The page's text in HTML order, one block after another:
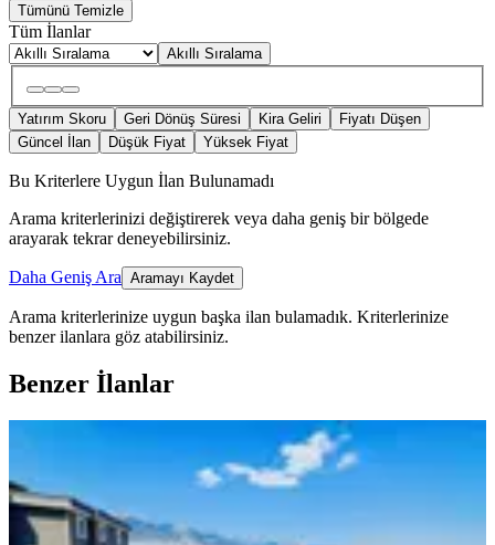
Tümünü Temizle
Tüm İlanlar
Akıllı Sıralama
Yatırım Skoru Geri Dönüş Süresi Kira Geliri
Fiyatı Düşen
Güncel İlan
Düşük Fiyat Yüksek Fiyat
Bu Kriterlere Uygun İlan Bulunamadı
Arama kriterlerinizi değiştirerek veya daha geniş bir bölgede
arayarak tekrar deneyebilirsiniz.
Daha Geniş Ara Aramayı Kaydet
Arama kriterlerinize uygun başka ilan bulamadık. Kriterlerinize
benzer ilanlara göz atabilirsiniz.
Benzer İlanlar
Doğruev'den Site İçerisinde Muhteşem
Manzaralı Satılık 5+1 Daire
Onikişubat, Ağcalı Mahallesi